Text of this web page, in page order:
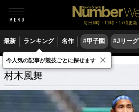
毎日6時・11時・17時更新
最新 ランキング 名作 #甲子園 #Jリーグ
村木風舞 関連記事
村木風舞
今人気の記事が競技ごとに探せます ×